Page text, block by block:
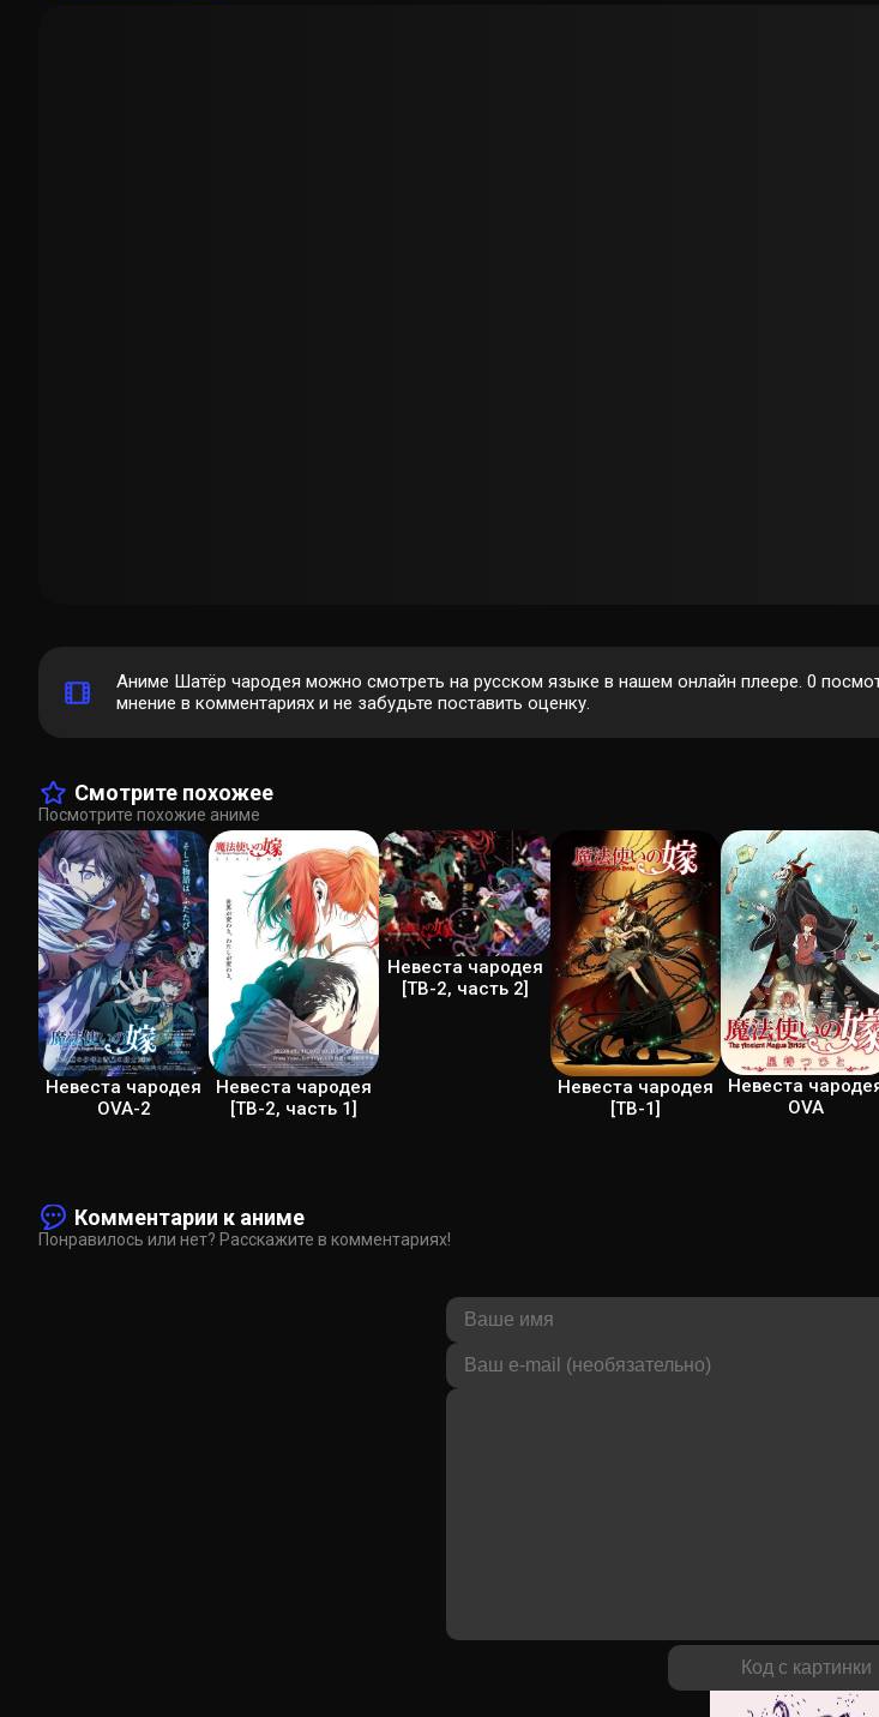
Аниме Шатёр чародея можно смотреть на русском языке в нашем онлайн плеере. 0
мнение в комментариях и не забудьте поставить оценку.
Смотрите похожее
Посмотрите похожие аниме
Невеста чародея
OVA-2
Невеста чародея
[ТВ-2, часть 1]
Невеста чародея
[ТВ-2, часть 2]
Невеста чародея
[ТВ-1]
Невеста
OVA
Комментарии к аниме
Понравилось или нет? Расскажите в комментариях!